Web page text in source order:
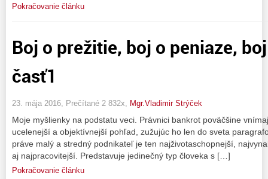
Pokračovanie článku
Boj o prežitie, boj o peniaze,
časť1
23. mája 2016, Prečítané 2 832x, Mgr.Vladimir Strýček
Moje myšlienky na podstatu veci. Právnici bankrot poväčšine
ucelenejší a objektívnejší pohľad, zužujúc ho len do sveta
práve malý a stredný podnikateľ je ten najživotaschopnejší,
aj najpracovitejší. Predstavuje jedinečný typ človeka s […]
Pokračovanie článku